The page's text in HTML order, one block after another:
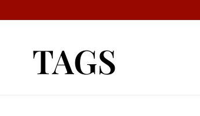
TAGS